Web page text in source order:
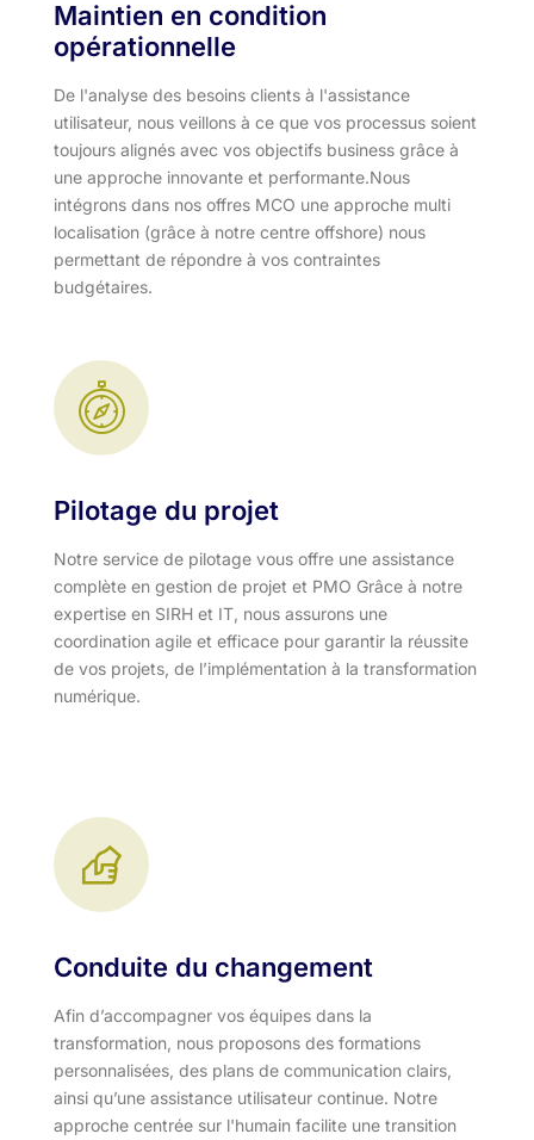
Maintien en condition
opérationnelle
De l'analyse des besoins clients à l'assistance
utilisateur, nous veillons à ce que vos processus soient
toujours alignés avec vos objectifs business grâce à
une approche innovante et performante.​ Nous
intégrons dans nos offres MCO une approche multi
localisation (grâce à notre centre offshore) nous
permettant de répondre à vos contraintes
budgétaires.
Pilotage du projet
Notre service de pilotage vous offre une assistance
complète en gestion de projet et PMO Grâce à notre
expertise en SIRH et IT, nous assurons une
coordination agile et efficace pour garantir la réussite
de vos projets, de l’implémentation à la transformation
numérique.
Conduite du changement
Afin d’accompagner vos équipes dans la
transformation, nous proposons des formations
personnalisées, des plans de communication clairs,
ainsi qu’une assistance utilisateur continue. Notre
approche centrée sur l'humain facilite une transition